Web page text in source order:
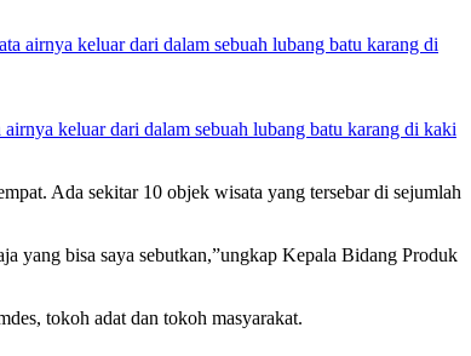
keluar dari dalam sebuah lubang batu karang di kaki
Ada sekitar 10 objek wisata yang tersebar di sejumlah
yang bisa saya sebutkan,”ungkap Kepala Bidang Produk
tokoh adat dan tokoh masyarakat.